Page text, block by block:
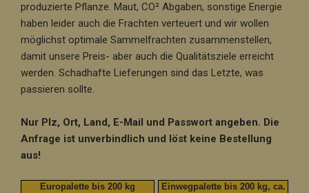
produzierte Pflanze. Maut, CO² Abgaben, sonstige Energie
haben leider auch die Frachten verteuert und wir wollen
möglichst optimale Sammelfrachten zusammenstellen,
damit unsere Preis- aber auch die Qualitätsziele erreicht
werden. Schadhafte Lieferungen sind das Letzte, was
passieren sollte.
Nur Plz, Ort, Land, E-Mail und Passwort angeben. Die
Anfrage ist unverbindlich und löst keine Bestellung
aus!
Europalette bis 200 kg
Einwegpalette bis 200 kg, ca.